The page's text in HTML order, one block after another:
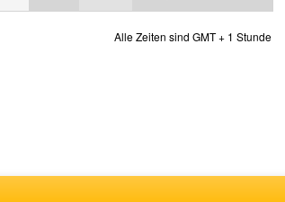
Alle Zeiten sind GMT + 1 Stunde